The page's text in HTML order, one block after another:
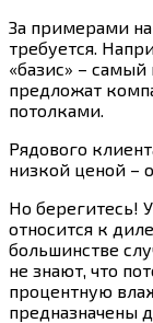
За примерами
требуется.
«базис» –
предложат
потолками.
Рядового
низкой ценой –
Но берегитесь!
относится к
большинстве
не знают, что
процентную
предназначены